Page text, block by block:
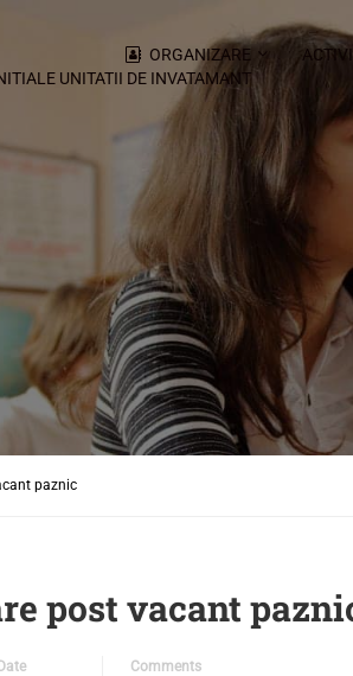
ORGANIZARE
UNITATII DE INVATAMANT
paznic
post vacant
Date
Comments